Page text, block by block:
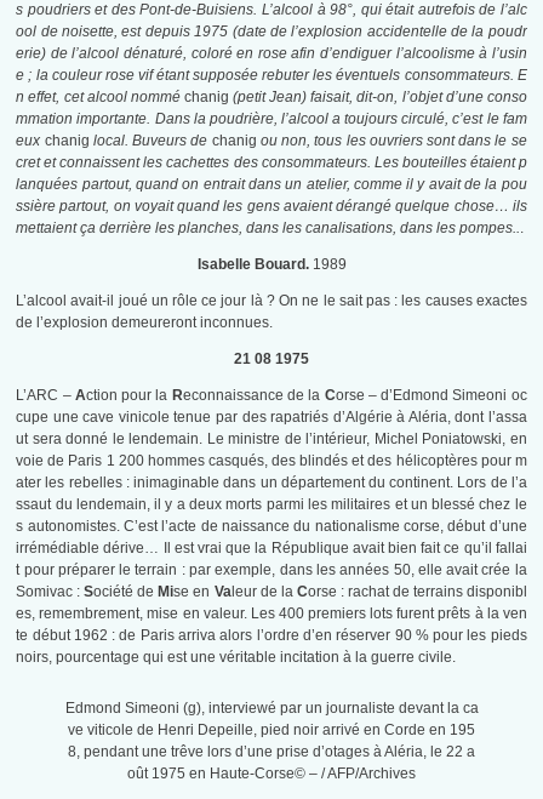
s poudriers et des Pont-de-Buisiens. L’alcool à 98°, qui était autrefois de l’alc
ool de noisette, est depuis 1975 (date de l’explosion accidentelle de la poudr
erie) de l’alcool dénaturé, coloré en rose afin d’endiguer l’alcoolisme à l’usin
e ; la couleur rose vif étant supposée rebuter les éventuels consommateurs. E
n effet, cet alcool nommé chanig (petit Jean) faisait, dit-on, l’objet d’une conso
mmation importante. Dans la poudrière, l’alcool a toujours circulé, c’est le fam
eux chanig local. Buveurs de chanig ou non, tous les ouvriers sont dans le se
cret et connaissent les cachettes des consommateurs. Les bouteilles étaient p
lanquées partout, quand on entrait dans un atelier, comme il y avait de la pou
ssière partout, on voyait quand les gens avaient dérangé quelque chose… ils
mettaient ça derrière les planches, dans les canalisations, dans les pompes...
Isabelle Bouard.1989
L’alcool avait-il joué un rôle ce jour là ? On ne le sait pas : les causes exactes
de l’explosion demeureront inconnues.
21 08 1975
L’ARC – Action pour la Reconnaissance de la Corse – d’Edmond Simeoni oc
cupe une cave vinicole tenue par des rapatriés d’Algérie à Aléria, dont l’assa
ut sera donné le lendemain. Le ministre de l’intérieur, Michel Poniatowski, en
voie de Paris 1 200 hommes casqués, des blindés et des hélicoptères pour m
ater les rebelles : inimaginable dans un département du continent. Lors de l’a
ssaut du lendemain, il y a deux morts parmi les militaires et un blessé chez le
s autonomistes. C’est l’acte de naissance du nationalisme corse, début d’une
irrémédiable dérive… Il est vrai que la République avait bien fait ce qu’il fallai
t pour préparer le terrain : par exemple, dans les années 50, elle avait crée la
Somivac :Société de Mise en Valeur de la Corse : rachat de terrains disponibl
es, remembrement, mise en valeur. Les 400 premiers lots furent prêts à la ven
te début 1962 : de Paris arriva alors l’ordre d’en réserver 90 % pour les pieds
noirs, pourcentage qui est une véritable incitation à la guerre civile.
Edmond Simeoni (g), interviewé par un journaliste devant la ca
ve viticole de Henri Depeille, pied noir arrivé en Corde en 195
8, pendant une trêve lors d’une prise d’otages à Aléria, le 22 a
oût 1975 en Haute-Corse© – / AFP/Archives